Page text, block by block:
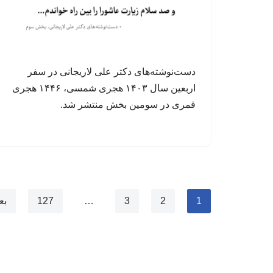
دست‌نوشته‌های دکتر علی لاریجانی در سفر
اربعین سال ۱۴۰۳ هجری شمسی، ۱۴۴۶ هجری
قمری در سومین بخش منتشر شد.
1
2
3
…
127